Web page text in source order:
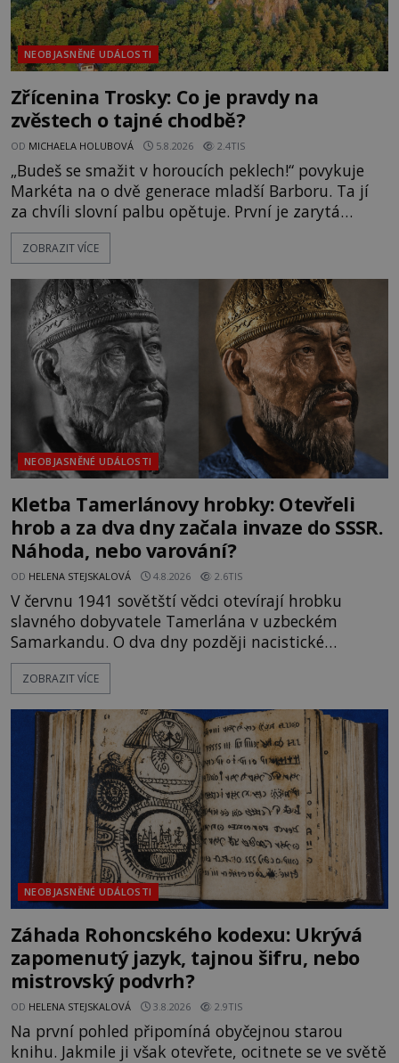
NEOBJASNĚNÉ UDÁLOSTI
Zřícenina Trosky: Co je pravdy na
zvěstech o tajné chodbě?
OD MICHAELA HOLUBOVÁ 5.8.2026 2.4TIS
„Budeš se smažit v horoucích peklech!“ povykuje
Markéta na o dvě generace mladší Barboru. Ta jí
za chvíli slovní palbu opětuje. První je zarytá
katolička, druhá přesvědčená kališnice. A každá z
nich se usídlí na jedné z věží slavného hradu
mezi vůdce protihusitského boje. Za manželku má
skutečně jistou
ZOBRAZIT VÍCE
NEOBJASNĚNÉ UDÁLOSTI
Kletba Tamerlánovy hrobky: Otevřeli
hrob a za dva dny začala invaze do SSSR.
Náhoda, nebo varování?
OD HELENA STEJSKALOVÁ 4.8.2026 2.6TIS
V červnu 1941 sovětští vědci otevírají hrobku
slavného dobyvatele Tamerlána v uzbeckém
Samarkandu. O dva dny později nacistické
Německo zahajuje operaci Barbarossa a napadá
Sovětský svaz. Shoda dat je natolik zarážející, že se
na legendě něco pravdy, nebo jde jen o fascinující
souhru okolností? Když antropolog Michail
Gerasimov (1907-1970) a
ZOBRAZIT VÍCE
NEOBJASNĚNÉ UDÁLOSTI
Záhada Rohoncského kodexu: Ukrývá
zapomenutý jazyk, tajnou šifru, nebo
mistrovský podvrh?
OD HELENA STEJSKALOVÁ 3.8.2026 2.9TIS
Na první pohled připomíná obyčejnou starou
knihu. Jakmile ji však otevřete, ocitnete se ve světě